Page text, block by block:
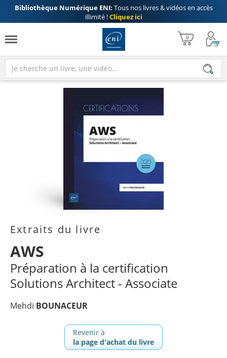
Bibliothèque Numérique ENI: Tous nos livres & vidéos en accès
illimité !Cliquez ici
Extraits du livre
AWS
Préparation à la certification
Solutions Architect - Associate
Mehdi BOUNACEUR
Revenir à
la page d'achat du livre